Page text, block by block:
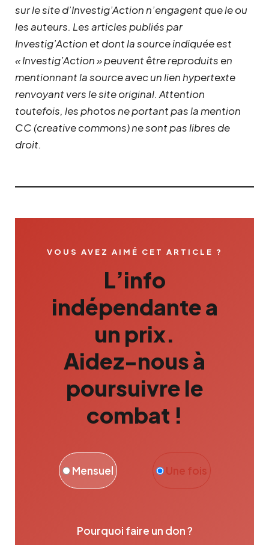
sur le site d’Investig’Action n’engagent que le ou
les auteurs. Les articles publiés par
Investig’Action et dont la source indiquée est
« Investig’Action » peuvent être reproduits en
mentionnant la source avec un lien hypertexte
renvoyant vers le site original. Attention
toutefois, les photos ne portant pas la mention
CC (creative commons) ne sont pas libres de
droit.
VOUS AVEZ AIMÉ CET ARTICLE ?
L’info
indépendante a
un prix.
Aidez-nous à
poursuivre le
combat !
Une fois
Mensuel
Pourquoi faire un don ?